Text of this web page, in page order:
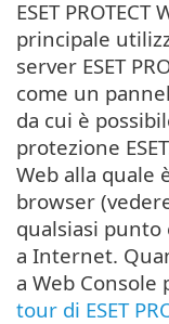
ESET
principale
server ESET
come un
da cui è
protezione
Web alla quale
browser
qualsiasi punto
a Internet.
a Web
tour di ESET